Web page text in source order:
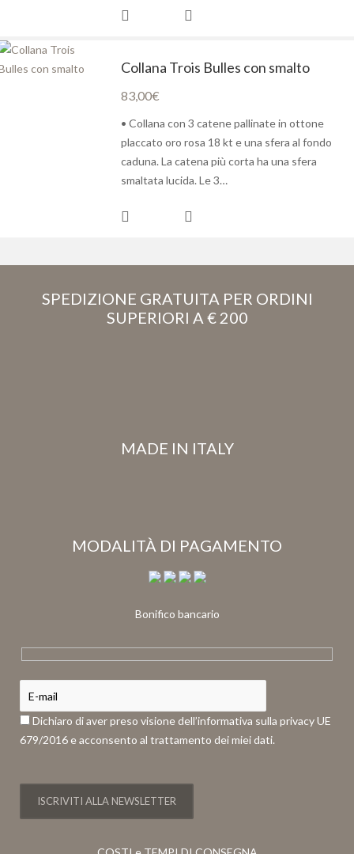
Collana Trois Bulles con smalto
83,00€
• Collana con 3 catene pallinate in ottone
placcato oro rosa 18 kt e una sfera al fondo
caduna. La catena più corta ha una sfera
smaltata lucida. Le 3…
SPEDIZIONE GRATUITA PER ORDINI
SUPERIORI A € 200
MADE IN ITALY
MODALITÀ DI PAGAMENTO
Bonifico bancario
Dichiaro di aver preso visione dell’informativa sulla privacy UE
679/2016 e acconsento al trattamento dei miei dati.